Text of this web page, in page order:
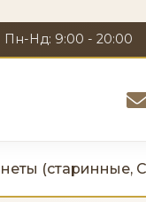
Пн-Нд: 9:00 - 20:00
(старинные,